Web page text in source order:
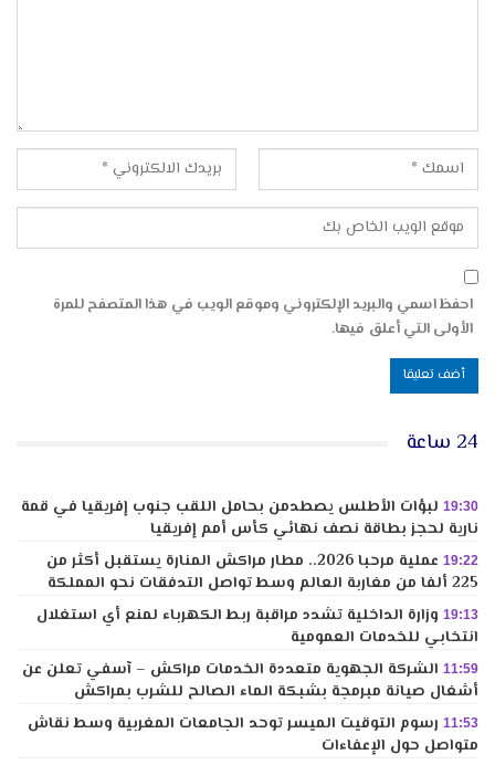
احفظ اسمي والبريد الإلكتروني وموقع الويب في هذا المتصفح للمرة
الأولى التي أعلق فيها.
24 ساعة
19:30 لبؤات الأطلس يصطدمن بحامل اللقب جنوب إفريقيا في قمة
نارية لحجز بطاقة نصف نهائي كأس أمم إفريقيا
19:22
عملية مرحبا 2026.. مطار مراكش المنارة يستقبل أكثر من
225 ألفا من مغاربة العالم وسط تواصل التدفقات نحو المملكة
19:13 وزارة الداخلية تشدد مراقبة ربط الكهرباء لمنع أي استغلال
انتخابي للخدمات العمومية
11:59 الشركة الجهوية متعددة الخدمات مراكش – آسفي تعلن عن
أشغال صيانة مبرمجة بشبكة الماء الصالح للشرب بمراكش
11:53 رسوم التوقيت الميسر توحد الجامعات المغربية وسط نقاش
متواصل حول الإعفاءات